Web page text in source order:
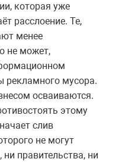
которая уже
расслоение. Те,
менее
не может,
рекламного мусора.
осваиваются.
этому
слив
не могут
правительства, ни